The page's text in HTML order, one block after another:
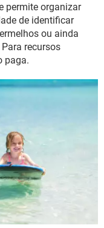
permite organizar
de identificar
ou ainda
recursos
paga.